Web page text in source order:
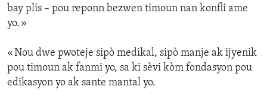
bay plis – pou reponn bezwen timoun nan konfli ame
yo. »
« Nou dwe pwoteje sipò medikal, sipò manje ak ijyenik
pou timoun ak fanmi yo, sa ki sèvi kòm fondasyon pou
edikasyon yo ak sante mantal yo.